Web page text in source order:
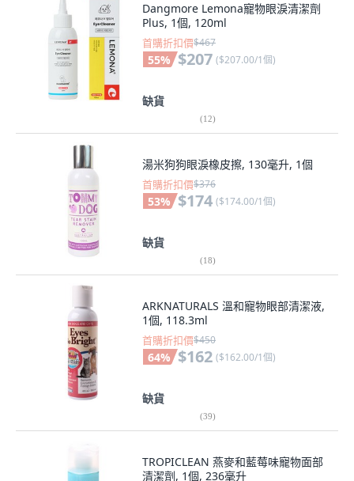
Dangmore Lemona寵物眼淚清潔劑
Plus, 1個, 120ml
首購折扣價$467
55% $207 ($207.00/1個)
缺貨
(12)
湯米狗狗眼淚橡皮擦, 130毫升, 1個
首購折扣價$376
53% $174 ($174.00/1個)
缺貨
(18)
ARKNATURALS 溫和寵物眼部清潔液,
1個, 118.3ml
首購折扣價$450
64% $162 ($162.00/1個)
缺貨
(39)
TROPICLEAN 燕麥和藍莓味寵物面部
清潔劑, 1個, 236毫升